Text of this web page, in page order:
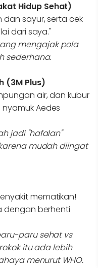
Hidup Sehat)
sayur, serta cek
dari saya."
mengajak pola
sederhana.
(3M Plus)
air, dan kubur
Aedes
jadi "hafalan"
mudah diingat
mematikan!
dengan berhenti
paru sehat vs
itu ada lebih
menurut WHO.